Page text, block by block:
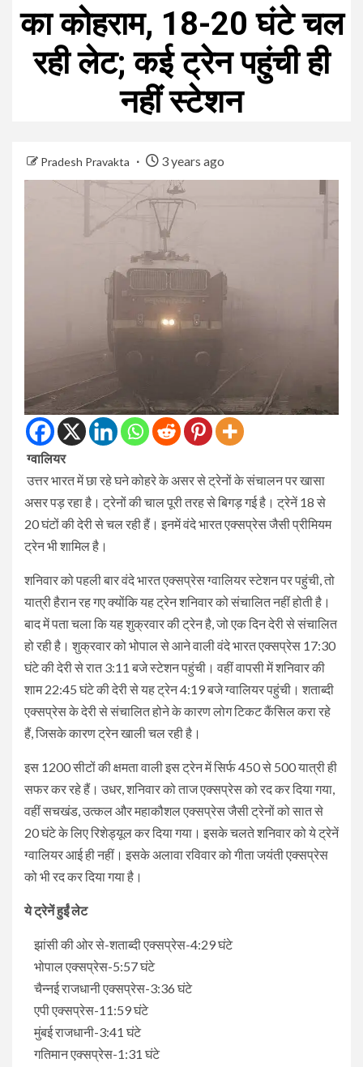
का कोहराम, 18-20 घंटे चल
रही लेट; कई ट्रेन पहुंची ही
नहीं स्टेशन
Pradesh Pravakta 3 years ago
ग्वालियर
उत्तर भारत में छा रहे घने कोहरे के असर से ट्रेनों के संचालन पर खासा
असर पड़ रहा है। ट्रेनों की चाल पूरी तरह से बिगड़ गई है। ट्रेनें 18 से
20 घंटों की देरी से चल रही हैं। इनमें वंदे भारत एक्सप्रेस जैसी प्रीमियम
ट्रेन भी शामिल है।
शनिवार को पहली बार वंदे भारत एक्सप्रेस ग्वालियर स्टेशन पर पहुंची, तो
यात्री हैरान रह गए क्योंकि यह ट्रेन शनिवार को संचालित नहीं होती है।
बाद में पता चला कि यह शुक्रवार की ट्रेन है, जो एक दिन देरी से संचालित
हो रही है। शुक्रवार को भोपाल से आने वाली वंदे भारत एक्सप्रेस 17:30
घंटे की देरी से रात 3:11 बजे स्टेशन पहुंची। वहीं वापसी में शनिवार की
शाम 22:45 घंटे की देरी से यह ट्रेन 4:19 बजे ग्वालियर पहुंची। शताब्दी
एक्सप्रेस के देरी से संचालित होने के कारण लोग टिकट कैंसिल करा रहे
हैं, जिसके कारण ट्रेन खाली चल रही है।
इस 1200 सीटों की क्षमता वाली इस ट्रेन में सिर्फ 450 से 500 यात्री ही
सफर कर रहे हैं। उधर, शनिवार को ताज एक्सप्रेस को रद कर दिया गया,
वहीं सचखंड, उत्कल और महाकौशल एक्सप्रेस जैसी ट्रेनों को सात से
20 घंटे के लिए रिशेड्यूल कर दिया गया। इसके चलते शनिवार को ये ट्रेनें
ग्वालियर आई ही नहीं। इसके अलावा रविवार को गीता जयंती एक्सप्रेस
को भी रद कर दिया गया है।
ये ट्रेनें हुईं लेट
झांसी की ओर से-शताब्दी एक्सप्रेस-4:29 घंटे
भोपाल एक्सप्रेस-5:57 घंटे
चैन्नई राजधानी एक्सप्रेस-3:36 घंटे
एपी एक्सप्रेस-11:59 घंटे
मुंबई राजधानी-3:41 घंटे
गतिमान एक्सप्रेस-1:31 घंटे